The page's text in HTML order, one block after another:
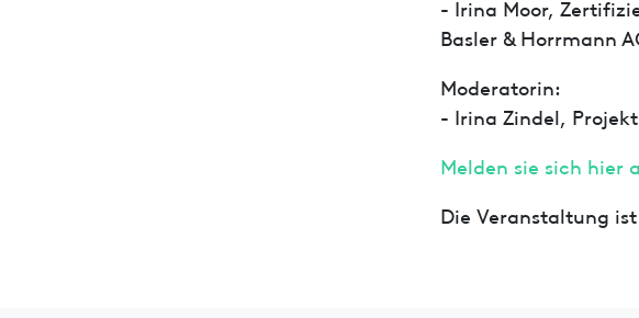
- Irina Moor,
Basler & Horrmann
Moderatorin:
- Irina Zindel,
Melden sie sich hier
Die Veranstaltung